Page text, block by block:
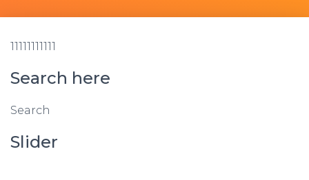
11111111111
Search here
Search
Slider